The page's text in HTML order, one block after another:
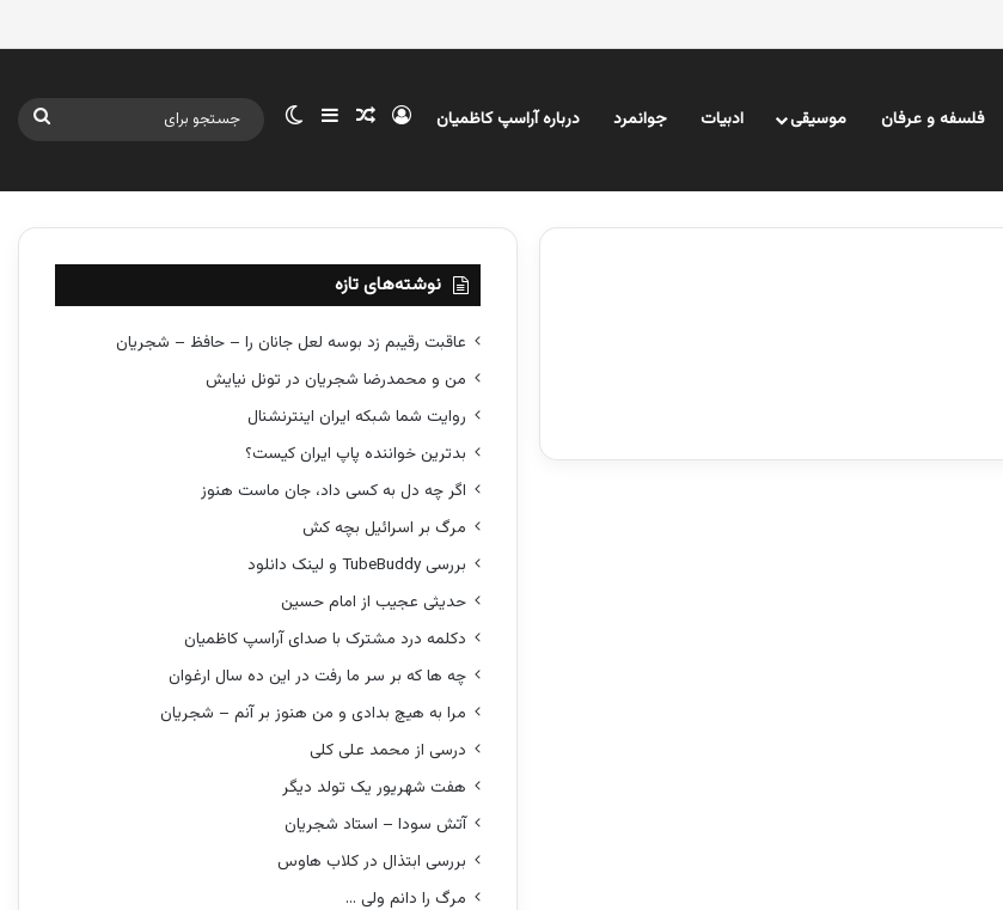
فلسفه و عرفان موسیقی ادبیات جوانمرد درباره آراسپ کاظمیان ورود نوشته تصادفی
سایدبار تغییر پوسته
نوشته‌های تازه
عاقبت رقیبم زد بوسه لعل جانان را – حافظ – شجریان
من و محمدرضا شجریان در تونل نیایش
روایت شما شبکه ایران اینترنشنال
بدترین خواننده پاپ ایران کیست؟
اگر چه دل به کسی داد، جان ماست هنوز
مرگ بر اسرائیل بچه کش
بررسی TubeBuddy و لینک دانلود
حدیثی عجیب از امام حسین
دکلمه درد مشترک با صدای آراسپ کاظمیان
چه ها که بر سر ما رفت در این ده سال ارغوان
مرا به هیچ بدادی و من هنوز بر آنم – شجریان
درسی از محمد علی کلی
هفت شهریور یک تولد دیگر
آتش سودا – استاد شجریان
بررسی ابتذال در کلاب هاوس
مرگ را دانم ولی …